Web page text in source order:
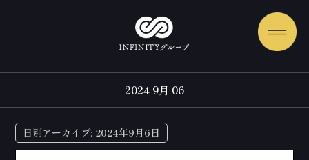
2024 9月 06
日別アーカイブ: 2024年9月6日